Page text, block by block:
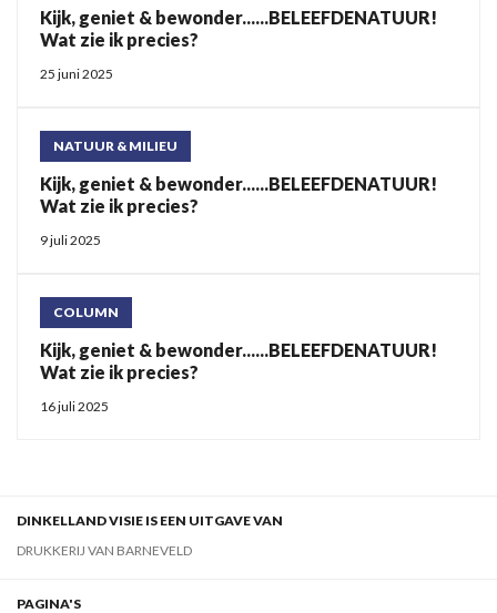
Kijk, geniet & bewonder......BELEEFDENATUUR!
Wat zie ik precies?
25 juni 2025
NATUUR & MILIEU
Kijk, geniet & bewonder......BELEEFDENATUUR!
Wat zie ik precies?
9 juli 2025
COLUMN
Kijk, geniet & bewonder......BELEEFDENATUUR!
Wat zie ik precies?
16 juli 2025
DINKELLAND VISIE IS EEN UITGAVE VAN
DRUKKERIJ VAN BARNEVELD
PAGINA'S